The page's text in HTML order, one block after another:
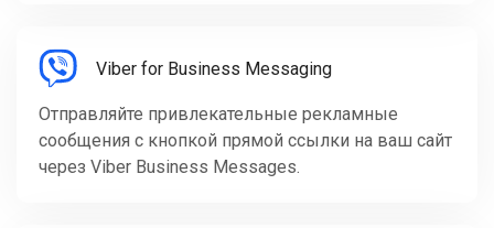
Viber for Business Messaging
Отправляйте привлекательные рекламные
сообщения с кнопкой прямой ссылки на ваш сайт
через Viber Business Messages.